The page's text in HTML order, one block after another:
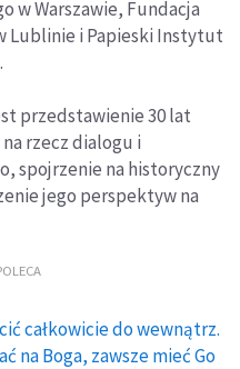
w Warszawie, Fundacja
Lublinie i Papieski Instytut
przedstawienie 30 lat
rzecz dialogu i
spojrzenie na historyczny
jego perspektyw na
całkowicie do wewnątrz.
na Boga, zawsze mieć Go